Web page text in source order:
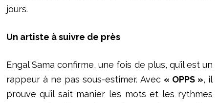
jours.
Un artiste à suivre de près
Engal Sama confirme, une fois de plus, qu’il est un
rappeur à ne pas sous-estimer. Avec « OPPS », il
prouve qu’il sait manier les mots et les rythmes